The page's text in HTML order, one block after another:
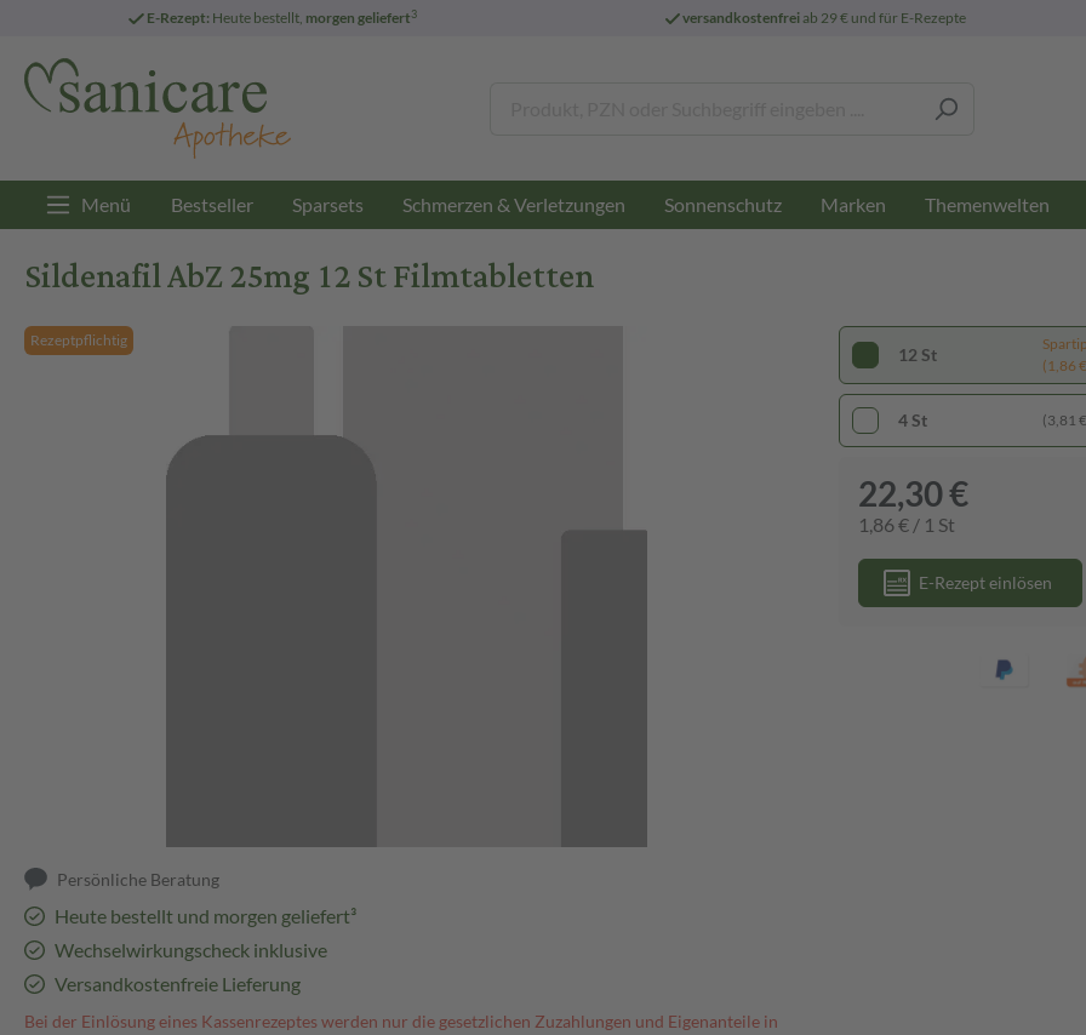
E-Rezept: Heute bestellt, morgen geliefert3 versandkostenfreiab 29 € und für E-Rezepte
Menü Bestseller Sparsets Schmerzen & Verletzungen Sonnenschutz Marken Themenwelten
Sildenafil AbZ 25mg 12 St Filmtabletten
Rezeptpflichtig
Persönliche Beratung
Heute bestellt und morgen geliefert³
Wechselwirkungscheck inklusive
Versandkostenfreie Lieferung
Bei der Einlösung eines Kassenrezeptes werden nur die gesetzlichen Zuzahlungen und Eigenanteile in
12 St
(1,86
4 St (3,81
22,30 €
1,86 € / 1 St
E-Rezept einlösen